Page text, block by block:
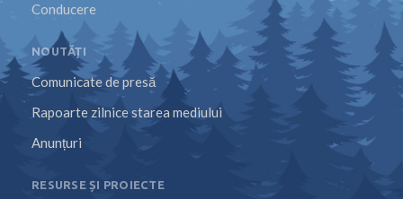
Conducere
NOUTĂȚI
Comunicate de presă
Rapoarte zilnice starea mediului
Anunțuri
RESURSE ȘI PROIECTE